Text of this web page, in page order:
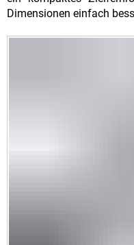
Dimensionen einfach